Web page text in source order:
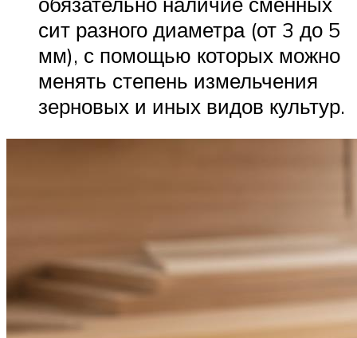
сит разного диаметра (от 3 до 5
мм), с помощью которых можно
менять степень измельчения
зерновых и иных видов культур.